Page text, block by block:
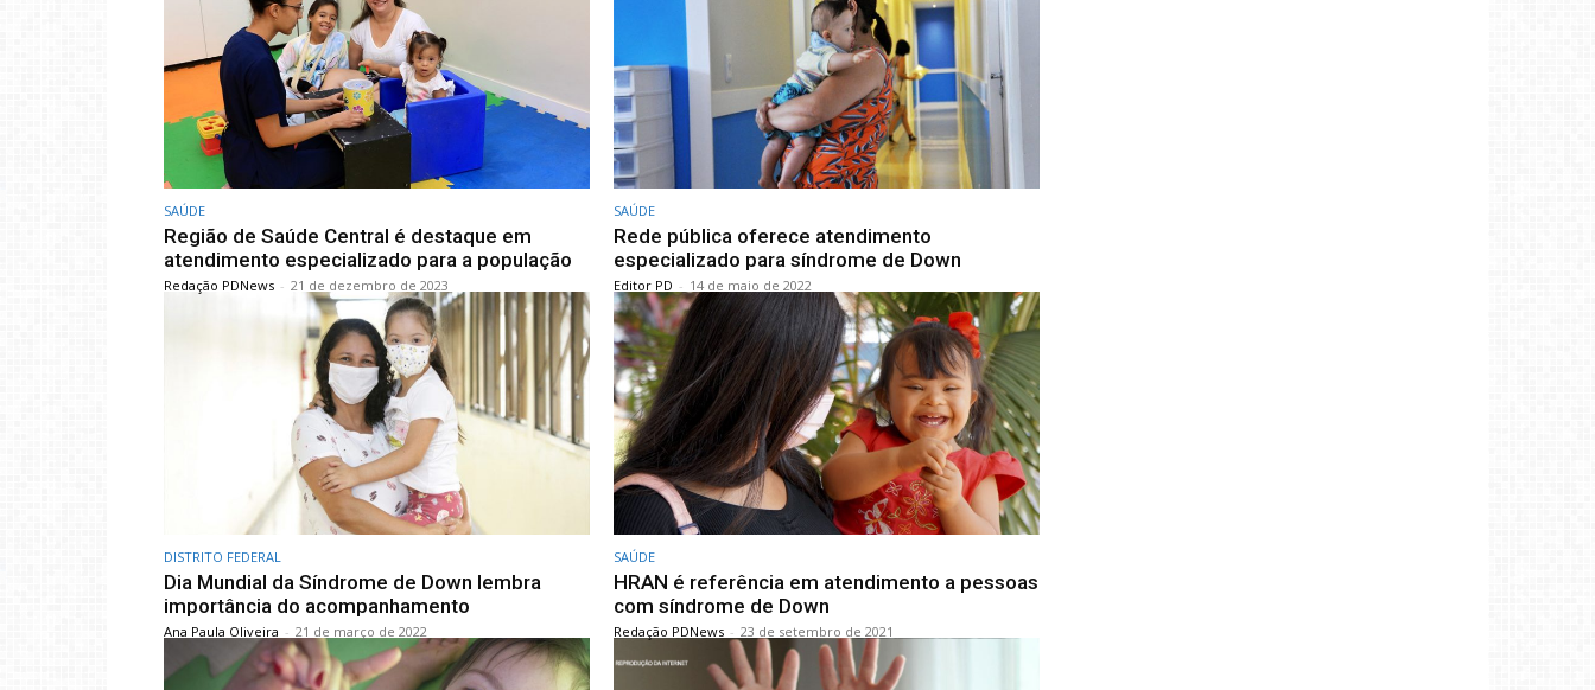
SAÚDE
Região de Saúde Central é destaque em
atendimento especializado para a população
Redação PDNews - 21 de dezembro de 2023
SAÚDE
Rede pública oferece atendimento
especializado para síndrome de Down
Editor PD - 14 de maio de 2022
DISTRITO FEDERAL
Dia Mundial da Síndrome de Down lembra
importância do acompanhamento
Ana Paula Oliveira - 21 de março de 2022
SAÚDE
HRAN é referência em atendimento a pessoas
com síndrome de Down
Redação PDNews - 23 de setembro de 2021